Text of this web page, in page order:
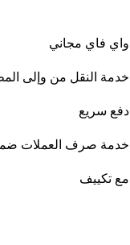
واي فاي مجاني
خدمة النقل من وإلى
دفع سريع
خدمة صرف العملات
مع تكييف